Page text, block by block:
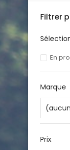
Filtrer
En
Marque
Prix